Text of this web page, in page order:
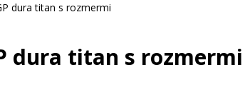
dura titan s rozmermi
dura titan s rozmermi